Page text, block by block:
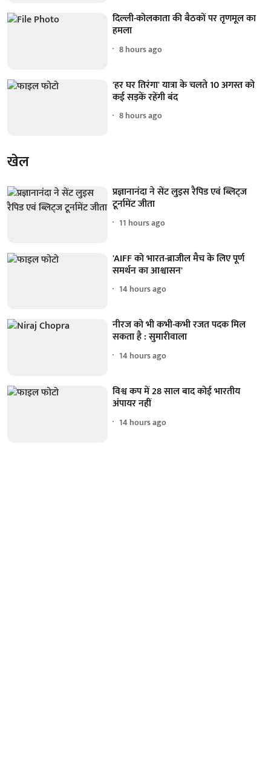
दिल्ली-कोलकाता की बैठकों पर तृणमूल का
हमला
8 hours ago
'हर घर तिरंगा' यात्रा के चलते 10 अगस्त को
कई सड़कें रहेंगी बंद
8 hours ago
खेल
प्रज्ञानानंदा ने सेंट लुइस रैपिड एवं ब्लिट्ज
टूर्नामेंट जीता
11 hours ago
'AIFF को भारत-ब्राजील मैच के लिए पूर्ण
समर्थन का आश्वासन'
14 hours ago
नीरज को भी कभी-कभी रजत पदक मिल
सकता है : सुमारीवाला
14 hours ago
विश्व कप में 28 साल बाद कोई भारतीय
अंपायर नहीं
14 hours ago